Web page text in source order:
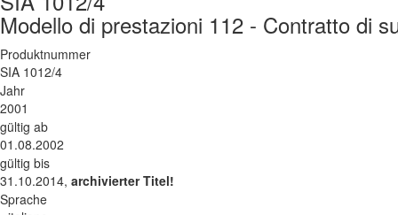
Modello di prestazioni 112 - Contratto di
Produktnummer
SIA 1012/4
Jahr
2001
gültig ab
01.08.2002
gültig bis
31.10.2014, archivierter Titel!
Sprache